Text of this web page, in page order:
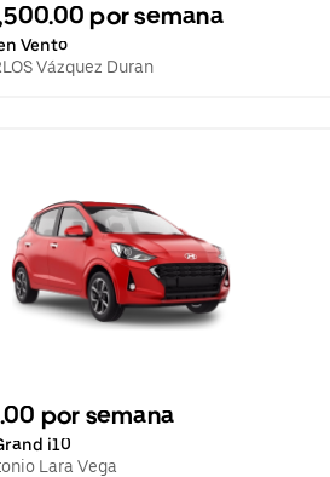
por semana
Vento
Vázquez Duran
por semana
i10
Lara Vega